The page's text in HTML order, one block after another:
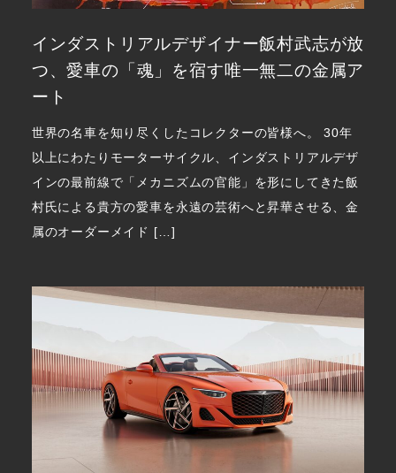
インダストリアルデザイナー飯村武志が放
つ、愛車の「魂」を宿す唯一無二の金属ア
ート
世界の名車を知り尽くしたコレクターの皆様へ。 30年
以上にわたりモーターサイクル、インダストリアルデザ
インの最前線で「メカニズムの官能」を形にしてきた飯
村氏による貴方の愛車を永遠の芸術へと昇華させる、金
属のオーダーメイド […]